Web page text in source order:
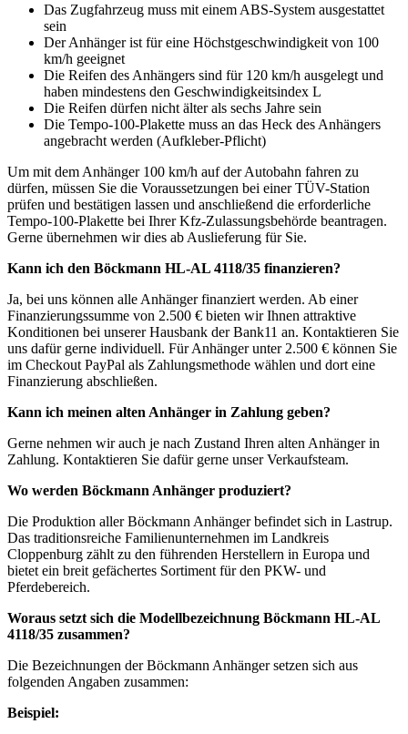
Das Zugfahrzeug muss mit einem ABS-System ausgestattet
sein
Der Anhänger ist für eine Höchstgeschwindigkeit von 100
km/h geeignet
Die Reifen des Anhängers sind für 120 km/h ausgelegt und
haben mindestens den Geschwindigkeitsindex L
Die Reifen dürfen nicht älter als sechs Jahre sein
Die Tempo-100-Plakette muss an das Heck des Anhängers
angebracht werden (Aufkleber-Pflicht)
Um mit dem Anhänger 100 km/h auf der Autobahn fahren zu
dürfen, müssen Sie die Voraussetzungen bei einer TÜV-Station
prüfen und bestätigen lassen und anschließend die erforderliche
Tempo-100-Plakette bei Ihrer Kfz-Zulassungsbehörde beantragen.
Gerne übernehmen wir dies ab Auslieferung für Sie.
Kann ich den Böckmann HL-AL 4118/35 finanzieren?
Ja, bei uns können alle Anhänger finanziert werden. Ab einer
Finanzierungssumme von 2.500 € bieten wir Ihnen attraktive
Konditionen bei unserer Hausbank der Bank11 an. Kontaktieren Sie
uns dafür gerne individuell. Für Anhänger unter 2.500 € können Sie
im Checkout PayPal als Zahlungsmethode wählen und dort eine
Finanzierung abschließen.
Kann ich meinen alten Anhänger in Zahlung geben?
Gerne nehmen wir auch je nach Zustand Ihren alten Anhänger in
Zahlung. Kontaktieren Sie dafür gerne unser Verkaufsteam.
Wo werden Böckmann Anhänger produziert?
Die Produktion aller Böckmann Anhänger befindet sich in Lastrup.
Das traditionsreiche Familienunternehmen im Landkreis
Cloppenburg zählt zu den führenden Herstellern in Europa und
bietet ein breit gefächertes Sortiment für den PKW- und
Pferdebereich.
Woraus setzt sich die Modellbezeichnung Böckmann HL-AL
4118/35 zusammen?
Die Bezeichnungen der Böckmann Anhänger setzen sich aus
folgenden Angaben zusammen:
Beispiel: